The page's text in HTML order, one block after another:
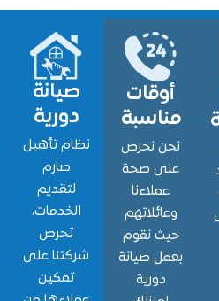
أوقات
نحرص
صحة
حيث نقوم
صيانة
صيانة
دورية
نظام تأهيل
الخدمات،
شركتنا على